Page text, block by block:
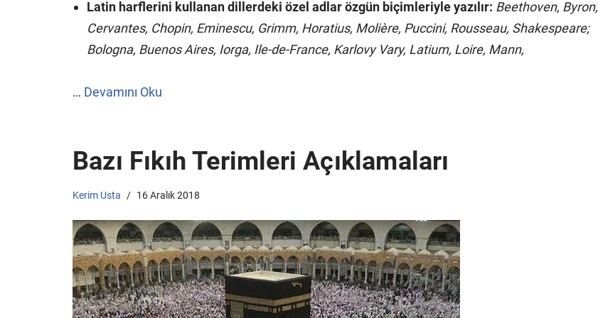
Latin harflerini kullanan dillerdeki özel adlar özgün biçimleriyle yazılır: Beethoven, Byron,
Cervantes, Chopin, Eminescu, Grimm, Horatius, Molière, Puccini, Rousseau, Shakespeare;
Bologna, Buenos Aires, Iorga, Ile-de-France, Karlovy Vary, Latium, Loire, Mann,
… Devamını Oku
Bazı Fıkıh Terimleri Açıklamaları
Kerim Usta 16 Aralık 2018